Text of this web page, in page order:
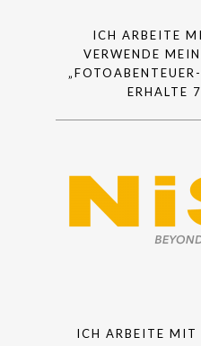
ICH ARBEITE
VERWENDE
ERHALTE
ICH ARBEITE MIT